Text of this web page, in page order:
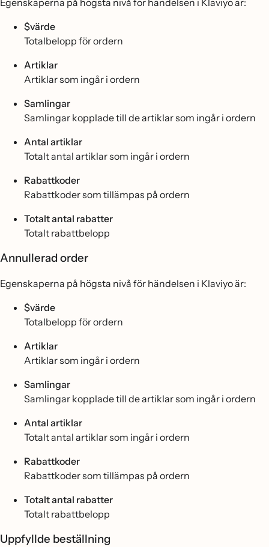
Egenskaperna på högsta nivå för händelsen i Klaviyo är:
$värde
Totalbelopp för ordern
Artiklar
Artiklar som ingår i ordern
Samlingar
Samlingar kopplade till de artiklar som ingår i ordern
Antal artiklar
Totalt antal artiklar som ingår i ordern
Rabattkoder
Rabattkoder som tillämpas på ordern
Totalt antal rabatter
Totalt rabattbelopp
Annullerad order
Egenskaperna på högsta nivå för händelsen i Klaviyo är:
$värde
Totalbelopp för ordern
Artiklar
Artiklar som ingår i ordern
Samlingar
Samlingar kopplade till de artiklar som ingår i ordern
Antal artiklar
Totalt antal artiklar som ingår i ordern
Rabattkoder
Rabattkoder som tillämpas på ordern
Totalt antal rabatter
Totalt rabattbelopp
Uppfyllde beställning